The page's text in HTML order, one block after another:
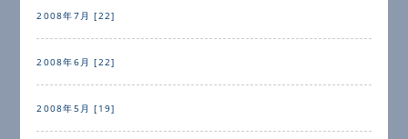
2008年7月 [22]
2008年6月 [22]
2008年5月 [19]